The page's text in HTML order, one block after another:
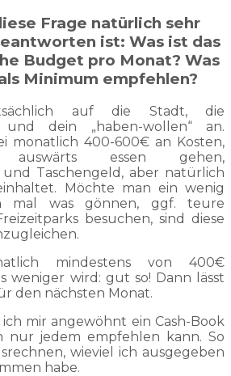
Frage natürlich sehr
ist: Was ist das
Budget pro Monat? Was
Minimum empfehlen?
auf die Stadt, die
und dein „haben-wollen“ an.
monatlich 400-600€ an Kosten,
essen gehen,
Taschengeld, aber natürlich
Möchte man ein wenig
mal was gönnen, ggf. teure
besuchen, sind diese
mindestens von 400€
weniger wird: gut so! Dann lässt
den nächsten Monat.
mir angewöhnt ein Cash-Book
nur jedem empfehlen kann. So
wieviel ich ausgegeben
habe.